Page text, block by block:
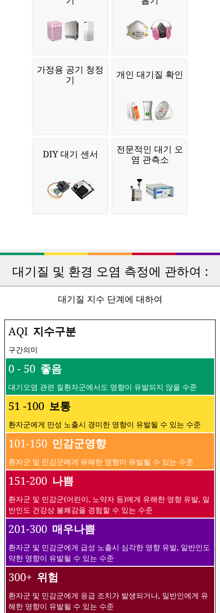
가정용 공기 청정
기
개인 대기질 확인
DIY 대기 센서
전문적인 대기 오
염 관측소
대기질 및 환경 오염 측정에 관하여 :
대기질 지수 단계에 대하여
AQI 지수구분
구간의미
0 - 50 좋음
대기오염 관련 질환자군에서도 영향이 유발되지 않을 수준
51 -100 보통
환자군에게 만성 노출시 경미한 영향이 유발될 수 있는 수준
101-150 민감군영향
환자군 및 민감군에게 유해한 영향이 유발될 수 있는 수준
151-200 나쁨
환자군 및 민감군(어린이, 노약자 등)에게 유해한 영향 유발, 일
반인도 건강상 불쾌감을 경험할 수 있는 수준
201-300 매우나쁨
환자군 및 민감군에게 급성 노출시 심각한 영향 유발, 일반인도
약한 영향이 유발될 수 있는 수준
300+ 위험
환자군 및 민감군에게 응급 조치가 발생되거나, 일반인에게 유
해한 영향이 유발될 수 있는 수준